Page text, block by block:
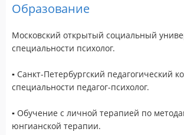
Образование
Московский открытый социальный
специальности психолог.
▪️ Санкт-Петербургский педагогический
специальности педагог-психолог.
▪️ Обучение с личной терапией по
юнгианской терапии.